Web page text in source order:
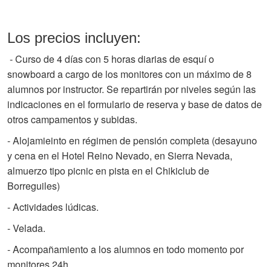
Los precios incluyen:
- Curso de 4 días con 5 horas diarias de esquí o
snowboard a cargo de los monitores con un máximo de 8
alumnos por instructor. Se repartirán por niveles según las
indicaciones en el formulario de reserva y base de datos de
otros campamentos y subidas.
-Alojamieinto en régimen de pensión completa (desayuno
y cena en el Hotel Reino Nevado, en Sierra Nevada,
almuerzo tipo picnic en pista en el Chikiclub de
Borreguiles)
- Actividades lúdicas.
- Velada.
- Acompañamiento a los alumnos en todo momento por
monitores 24h.